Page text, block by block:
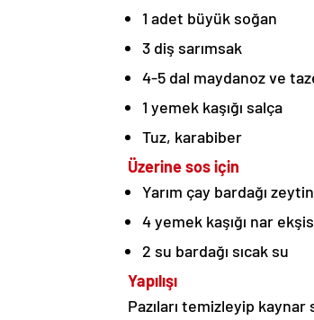
1 adet büyük soğan
3 diş sarımsak
4-5 dal maydanoz ve
1 yemek kaşığı salça
Tuz, karabiber
Üzerine sos için
Yarım çay bardağı
4 yemek kaşığı nar
2 su bardağı sıcak su
Yapılışı
Pazıları temizleyip kaynar